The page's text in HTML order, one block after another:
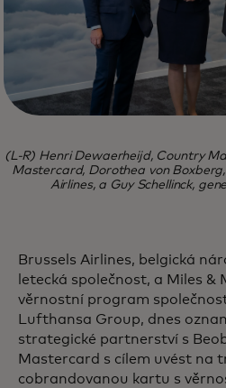
(L-R) Henri Dewaerheijd, Country
Mastercard, Dorothea von
Airlines, a Guy Schellinck,
Brussels Airlines, belgická
letecká společnost, a Miles &
věrnostní program
Lufthansa Group, dnes
strategické partnerství s
Mastercard s cílem uvést na
cobrandovanou kartu s